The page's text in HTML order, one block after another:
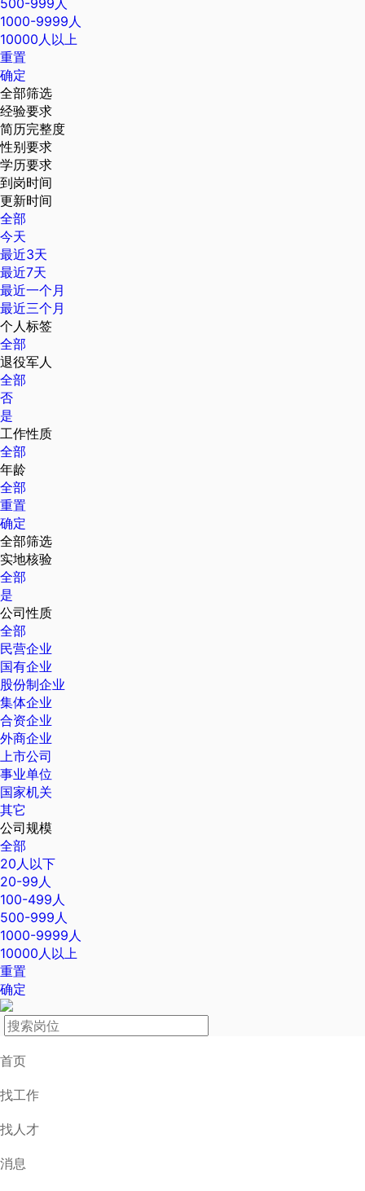
1000-9999人
10000人以上
重置
确定
全部筛选
经验要求
简历完整度
性别要求
学历要求
到岗时间
更新时间
全部
今天
最近3天
最近7天
最近一个月
最近三个月
个人标签
全部
退役军人
全部
否
是
工作性质
全部
年龄
全部
重置
确定
全部筛选
实地核验
全部
是
公司性质
全部
民营企业
国有企业
股份制企业
集体企业
合资企业
外商企业
上市公司
事业单位
国家机关
其它
公司规模
全部
20人以下
20-99人
100-499人
500-999人
1000-9999人
10000人以上
重置
确定
首页
找工作
找人才
消息